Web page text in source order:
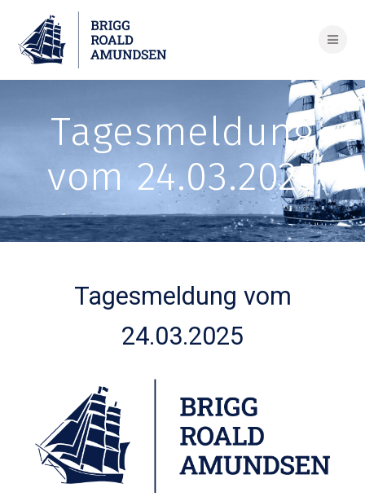
Tagesmeldung
vom 24.03.2025
Tagesmeldung vom
24.03.2025